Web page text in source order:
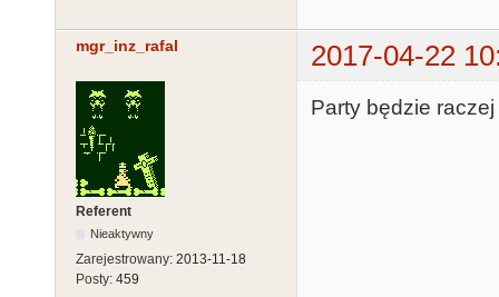
mgr_inz_rafal 2017-04-22
Referent
Nieaktywny
Zarejestrowany: 2013-11-18
Posty: 459
Party będzie